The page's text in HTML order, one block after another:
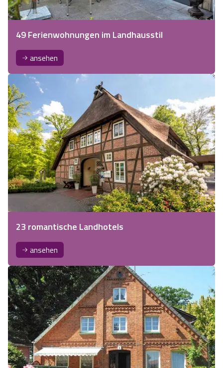
49 Ferienwohnungen im Landhausstil
ansehen
23 romantische Landhotels
ansehen